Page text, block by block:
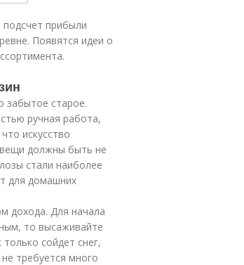
прибыли
Появятся идеи о
забытое старое.
ручная работа,
искусство
должны быть не
стали наиболее
для домашних
дохода. Для начала
то высаживайте
сойдет снег,
требуется много